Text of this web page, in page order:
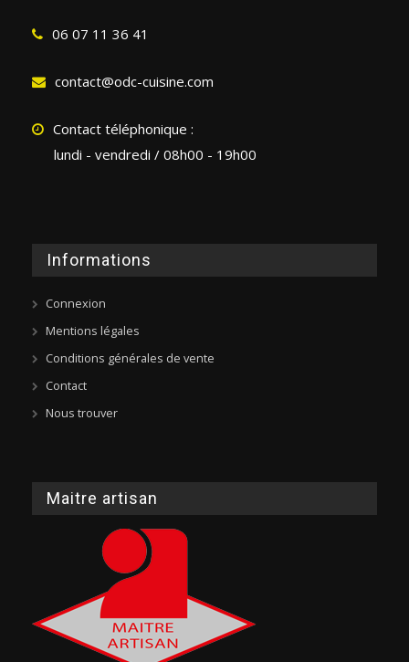
06 07 11 36 41
contact@odc-cuisine.com
Contact téléphonique :
lundi - vendredi / 08h00 - 19h00
Informations
Connexion
Mentions légales
Conditions générales de vente
Contact
Nous trouver
Maitre artisan